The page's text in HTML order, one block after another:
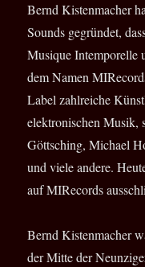
Bernd Kistenmacher
Sounds gegründet,
Musique Intemporelle
dem Namen
Label zahlreiche
elektronischen Musik,
Göttsching, Michael
und viele andere.
auf MIRecords
Bernd Kistenmacher
der Mitte der